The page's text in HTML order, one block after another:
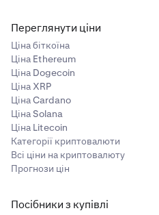
Переглянути ціни
Ціна біткоїна
Ціна Ethereum
Ціна Dogecoin
Ціна XRP
Ціна Cardano
Ціна Solana
Ціна Litecoin
Категорії криптовалюти
Всі ціни на криптовалюту
Прогнози цін
Посібники з купівлі